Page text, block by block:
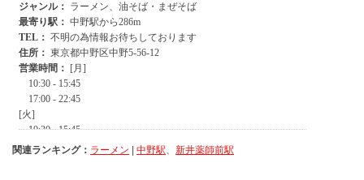
関連ランキング： ラーメン | 中野駅、 新井薬師前駅